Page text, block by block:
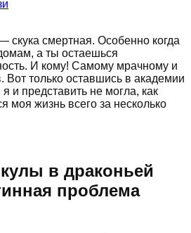
скука смертная. Особенно когда
а ты остаешься
И кому! Самому мрачному и
Вот только оставшись в академии
и представить не могла, как
моя жизнь всего за несколько
в драконьей
проблема